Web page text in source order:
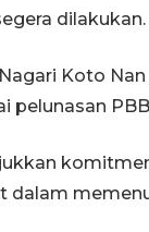
dilakukan.
Koto
pelunasan
dalam